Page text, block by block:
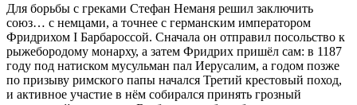
Для борьбы с греками Стефан Неманя решил заключить
союз… с немцами, а точнее с германским императором
Фридрихом I Барбароссой. Сначала он отправил посольство к
рыжебородому монарху, а затем Фридрих пришёл сам: в 1187
году под натиском мусульман пал Иерусалим, а годом позже
по призыву римского папы начался Третий крестовый поход,
и активное участие в нём собирался принять грозный